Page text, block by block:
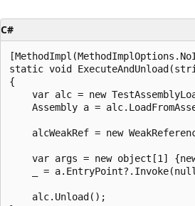
C#
static void
{
var alc = new
Assembly a =
alcWeakRef = new
var args = new object[1]
_ =
    alc.Unload();